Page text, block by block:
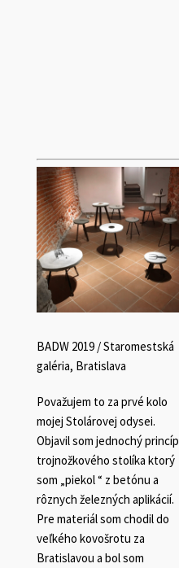
BADW 2019 / Staromestská
galéria, Bratislava
Považujem to za prvé kolo
mojej Stolárovej odysei.
Objavil som jednochý princíp
trojnožkového stolíka ktorý
som „piekol “ z betónu a
rôznych železných aplikácií.
Pre materiál som chodil do
veľkého kovošrotu za
Bratislavou a bol som